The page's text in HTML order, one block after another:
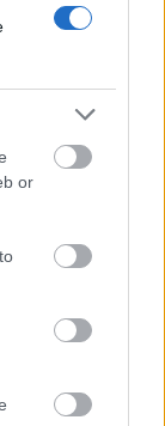
or
app y
quien
en